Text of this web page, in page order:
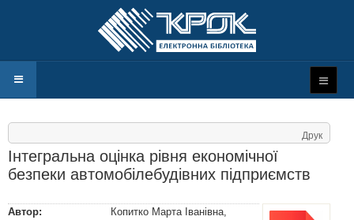
Друк
Інтегральна оцінка рівня економічної
безпеки автомобілебудівних підприємств
Автор: Копитко Марта Іванівна,